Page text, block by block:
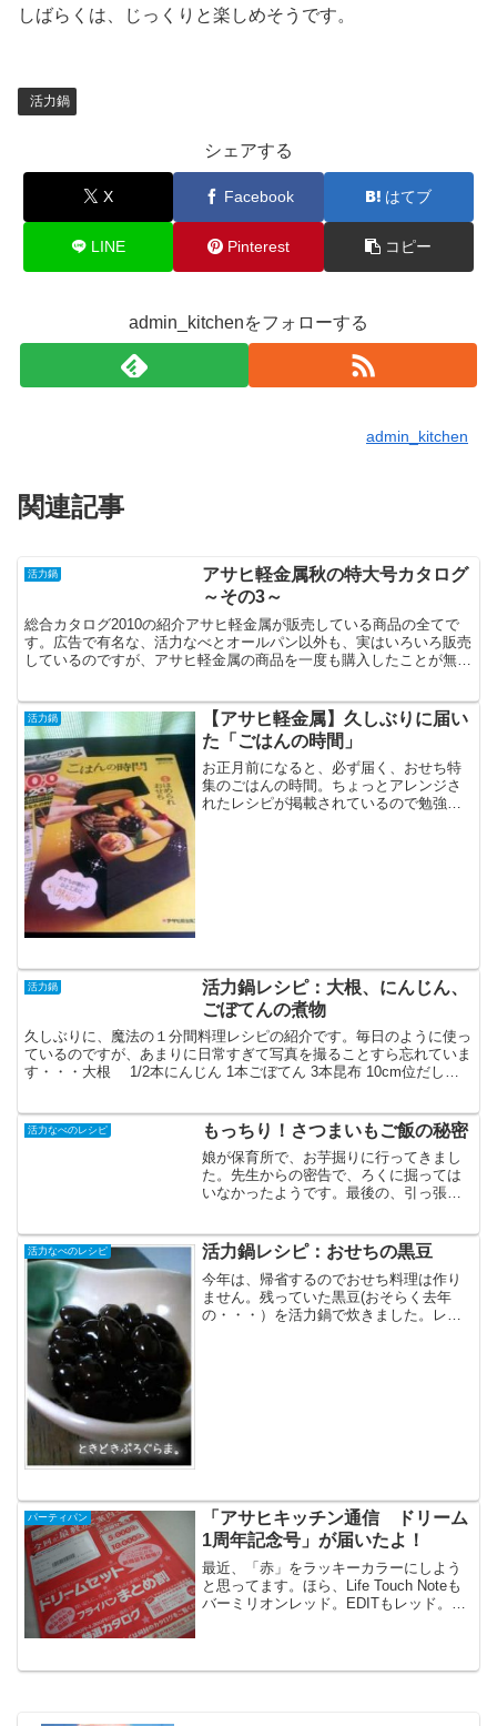
しばらくは、じっくりと楽しめそうです。
活力鍋
シェアする
X Facebook はてブ
LINE Pinterest コピー
admin_kitchenをフォローする
admin_kitchen
関連記事
活力鍋
アサヒ軽金属秋の特大号カタログ
～その3～
総合カタログ2010の紹介アサヒ軽金属が販売している商品の全てで
す。広告で有名な、活力なべとオールパン以外も、実はいろいろ販売
しているのですが、アサヒ軽金属の商品を一度も購入したことが無い
活力鍋
【アサヒ軽金属】久しぶりに届い
た「ごはんの時間」
お正月前になると、必ず届く、おせち特
集のごはんの時間。ちょっとアレンジさ
れたレシピが掲載されているので勉強に
活力鍋
活力鍋レシピ：大根、にんじん、
ごぼてんの煮物
久しぶりに、魔法の１分間料理レシピの紹介です。毎日のように使っ
ているのですが、あまりに日常すぎて写真を撮ることすら忘れていま
す・・・大根 1/2本にんじん 1本ごぼてん 3本昆布 10cm位だし醤
活力なべのレシピ もっちり！さつまいもご飯の秘密
娘が保育所で、お芋掘りに行ってきまし
た。先生からの密告で、ろくに掘っては
いなかったようです。最後の、引っ張る
活力なべのレシピ 活力鍋レシピ：おせちの黒豆
今年は、帰省するのでおせち料理は作り
ません。残っていた黒豆(おそらく去年
の・・・）を活力鍋で炊きました。レシ
パーティパン
「アサヒキッチン通信 ドリーム
1周年記念号」が届いたよ！
最近、「赤」をラッキーカラーにしよう
と思ってます。ほら、Life Touch Noteも
バーミリオンレッド。EDITもレッド。そ